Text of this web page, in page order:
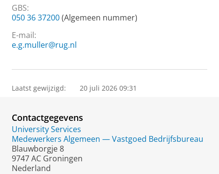
GBS:
050 36 37200(Algemeen nummer)
E-mail:
e.g.muller@rug.nl
Laatst gewijzigd: 20 juli 2026 09:31
Contactgegevens
University Services
Medewerkers Algemeen — Vastgoed Bedrijfsbureau
Blauwborgje 8
9747 AC Groningen
Nederland